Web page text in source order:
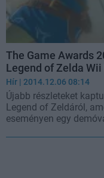
The Game Awards
Legend of Zelda
Hír | 2014.12.06 08:14
Újabb részleteket
Legend of Zeldáról,
eseményen egy